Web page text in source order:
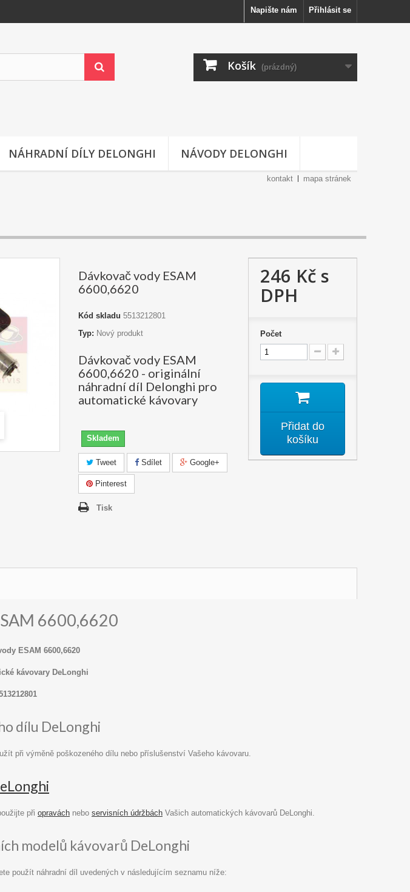
Přihlásit se
Napište nám
Košík (prázdný)
NÁHRADNÍ DÍLY DELONGHI NÁVODY DELONGHI
kontakt mapa stránek
Dávkovač vody ESAM
6600,6620
Kód skladu 5513212801
Typ: Nový produkt
Dávkovač vody ESAM
6600,6620 - originální
náhradní díl Delonghi pro
automatické kávovary
Skladem
Tweet Sdílet Google+
Pinterest
Tisk
246 Kčs
DPH
Počet
Přidat do
košíku
6600,6620
ESAM 6600,6620
kávovary DeLonghi
dílu DeLonghi
při výměně poškozeného dílu nebo příslušenství Vašeho kávovaru.
při opravách nebo servisních údržbách Vašich automatických kávovarů DeLonghi.
modelů kávovarů DeLonghi
použít náhradní díl uvedených v následujícím seznamu níže: